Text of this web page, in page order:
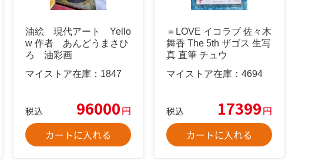
油絵 現代アート Yello
w 作者 あんどうまさひ
ろ 油彩画
マイストア在庫： 1847
税込 96000円
カートに入れる
＝LOVE イコラブ 佐々木
舞香 The 5th ザゴス 生写
真 直筆 チュウ
マイストア在庫： 4694
税込 17399円
カートに入れる